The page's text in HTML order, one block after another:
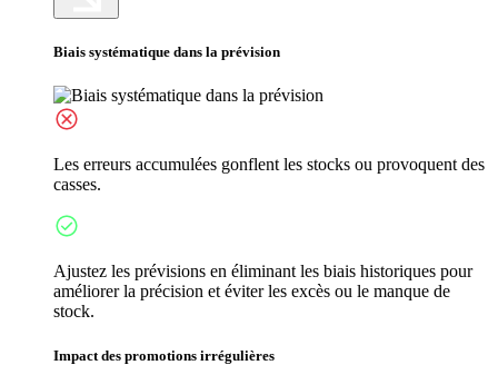
Biais systématique dans la prévision
Les erreurs accumulées gonflent les stocks ou provoquent des
casses.
Ajustez les prévisions en éliminant les biais historiques pour
améliorer la précision et éviter les excès ou le manque de
stock.
Impact des promotions irrégulières